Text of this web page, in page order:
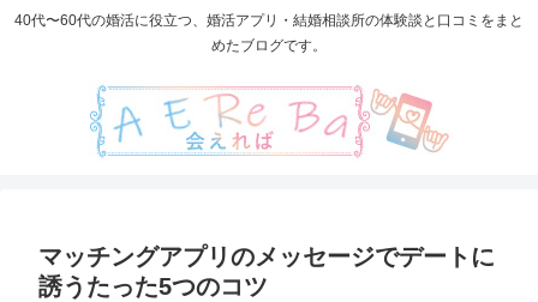
40代〜60代の婚活に役立つ、婚活アプリ・結婚相談所の体験談と口コミをまと
めたブログです。
マッチングアプリのメッセージでデートに
誘うたった5つのコツ